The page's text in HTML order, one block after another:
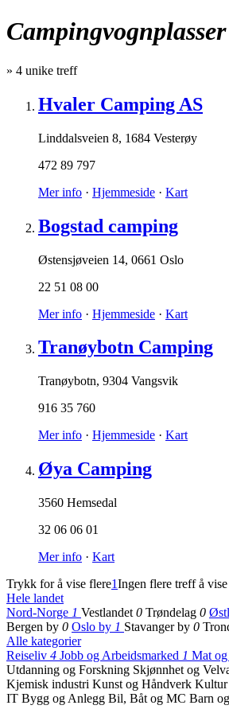
Campingvognplasser
» 4 unike treff
Hvaler Camping AS
Linddalsveien 8, 1684 Vesterøy
472 89 797
Mer info · Hjemmeside · Kart
Bogstad camping
Østensjøveien 14, 0661 Oslo
22 51 08 00
Mer info · Hjemmeside · Kart
Tranøybotn Camping
Tranøybotn, 9304 Vangsvik
916 35 760
Mer info · Hjemmeside · Kart
Øya Camping
3560 Hemsedal
32 06 06 01
Mer info · Kart
Trykk for å vise flere1Ingen flere treff å vise
Hele landet
Nord-Norge 1 Vestlandet 0 Trøndelag 0
Bergen by 0 Oslo by 1 Stavanger by 0
Alle kategorier
Reiseliv 4 Jobb og Arbeidsmarked 1 Mat
Utdanning og Forskning Skjønnhet og
Kjemisk industri Kunst og Håndverk Kultur
IT Bygg og Anlegg Bil, Båt og MC Barn